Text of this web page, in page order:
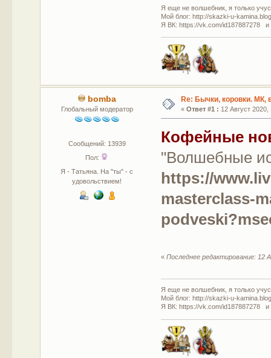
Я еще не волшебник, я только
Мой блог: http://skazki-u-
Я ВК: https://vk.com/id187887278 и
bomba
Глобальный модератор
Сообщений: 13939
Пол:
Я - Татьяна. На "ты" - с
удовольствием!
Re: Бычки, коровки. МК,
« Ответ #1 : 12 Август 2020,
Кофейные
"Волшебные
https://
masterclass-
«Последнее редактирование: 12
Я еще не волшебник, я только
Мой блог: http://skazki-u-
Я ВК: https://vk.com/id187887278 и